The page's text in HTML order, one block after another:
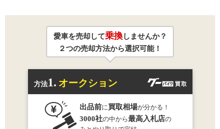
愛車を売却して乗換しませんか？
２つの売却方法から選択可能！
方法1. オークション
出品前に買取相場が分かる！
3000社の中から最高入札店の